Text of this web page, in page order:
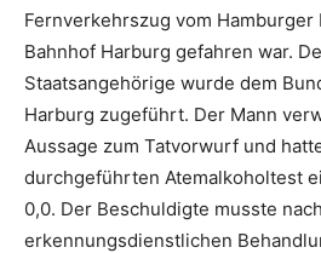
Fernverkehrszug vom Hamburger
Bahnhof Harburg gefahren war.
Staatsangehörige wurde dem
Harburg zugeführt. Der Mann
Aussage zum Tatvorwurf und
durchgeführten Atemalkoholtest
0,0. Der Beschuldigte musste
erkennungsdienstlichen